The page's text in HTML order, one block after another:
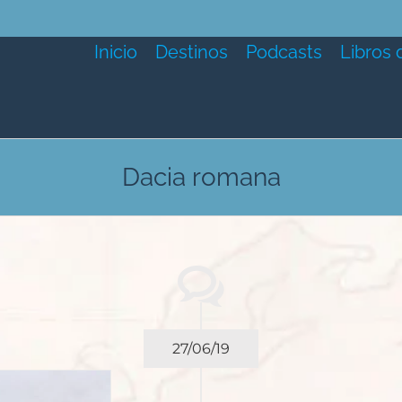
Inicio Destinos Podcasts Libros
Dacia romana
27/06/19